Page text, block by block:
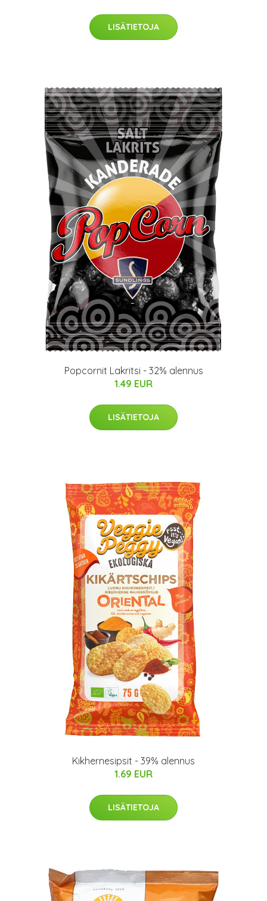
LISÄTIETOJA
Popcornit Lakritsi - 32% alennus
1.49 EUR
LISÄTIETOJA
Kikhernesipsit - 39% alennus
1.69 EUR
LISÄTIETOJA